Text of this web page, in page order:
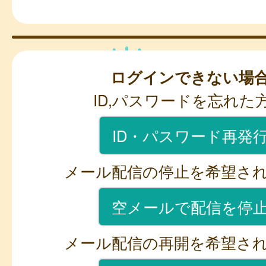
ログインできない場
ID,パスワードを忘れた
ID・パスワード再発
メール配信の停止を希望さ
空メールで配信を停
メール配信の再開を希望さ